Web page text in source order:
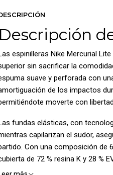
Descripción
espinilleras Nike Mercurial
sin sacrificar la
suave y perforada con
de los impactos
moverte con
fundas elásticas, con
capilarizan el sudor,
Con una composición de
de 72 % resina K y 28 %
de alto rendimiento.